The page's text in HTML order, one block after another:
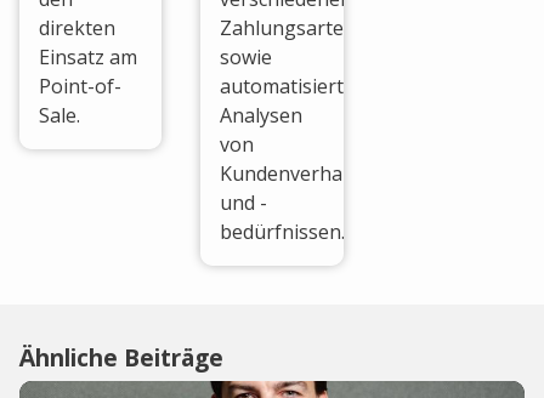
direkten
Einsatz am
Point-of-
Sale.
Zahlungsarten,
sowie
automatisierter
Analysen
von
Kundenverhalten
und -
bedürfnissen.
Ähnliche Beiträge